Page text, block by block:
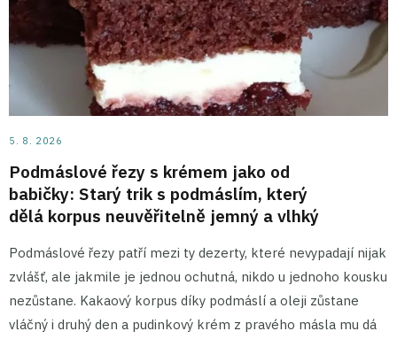
5. 8. 2026
Podmáslové řezy s krémem jako od
babičky: Starý trik s podmáslím, který
dělá korpus neuvěřitelně jemný a vlhký
Podmáslové řezy patří mezi ty dezerty, které nevypadají nijak
zvlášť, ale jakmile je jednou ochutná, nikdo u jednoho kousku
nezůstane. Kakaový korpus díky podmáslí a oleji zůstane
vláčný i druhý den a pudinkový krém z pravého másla mu dá